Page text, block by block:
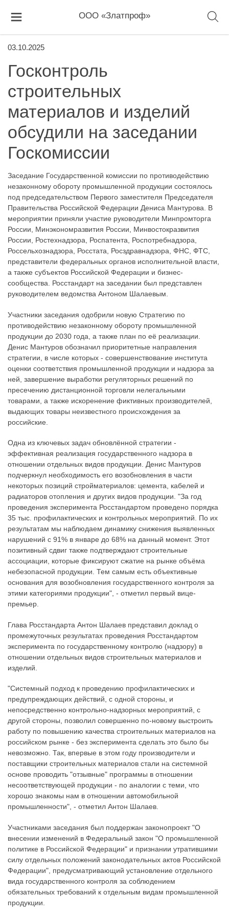
ООО «Златпроф»
03.10.2025
Госконтроль
строительных
материалов и изделий
обсудили на заседании
Госкомиссии
Заседание Государственной комиссии по противодействию
незаконному обороту промышленной продукции состоялось
под председательством Первого заместителя Председателя
Правительства Российской Федерации Дениса Мантурова. В
мероприятии приняли участие руководители Минпромторга
России, Минэкономразвития России, Минвостокразвития
России, Ростехнадзора, Роспатента, Роспотребнадзора,
Россельхознадзора, Росстата, Росздравнадзора, ФНС, ФТС,
представители федеральных органов исполнительной власти,
а также субъектов Российской Федерации и бизнес-
сообщества. Росстандарт на заседании был представлен
руководителем ведомства Антоном Шалаевым.
Участники заседания одобрили новую Стратегию по
противодействию незаконному обороту промышленной
продукции до 2030 года, а также план по её реализации.
Денис Мантуров обозначил приоритетные направления
стратегии, в числе которых - совершенствование института
оценки соответствия промышленной продукции и надзора за
ней, завершение выработки регуляторных решений по
пресечению дистанционной торговли нелегальными
товарами, а также искоренение фиктивных производителей,
выдающих товары неизвестного происхождения за
российские.
Одна из ключевых задач обновлённой стратегии -
эффективная реализация государственного надзора в
отношении отдельных видов продукции. Денис Мантуров
подчеркнул необходимость его возобновления в части
некоторых позиций стройматериалов: цемента, кабелей и
радиаторов отопления и других видов продукции. "За год
проведения эксперимента Росстандартом проведено порядка
35 тыс. профилактических и контрольных мероприятий. По их
результатам мы наблюдаем динамику снижения выявленных
нарушений с 91% в январе до 68% на данный момент. Этот
позитивный сдвиг также подтверждают строительные
ассоциации, которые фиксируют сжатие на рынке объёма
небезопасной продукции. Тем самым есть объективные
основания для возобновления государственного контроля за
этими категориями продукции", - отметил первый вице-
премьер.
Глава Росстандарта Антон Шалаев представил доклад о
промежуточных результатах проведения Росстандартом
эксперимента по государственному контролю (надзору) в
отношении отдельных видов строительных материалов и
изделий.
"Системный подход к проведению профилактических и
предупреждающих действий, с одной стороны, и
непосредственно контрольно-надзорных мероприятий, с
другой стороны, позволил совершенно по-новому выстроить
работу по повышению качества строительных материалов на
российском рынке - без эксперимента сделать это было бы
невозможно. Так, впервые в этом году производители и
поставщики строительных материалов стали на системной
основе проводить "отзывные" программы в отношении
несоответствующей продукции - по аналогии с теми, что
хорошо знакомы нам в отношении автомобильной
промышленности", - отметил Антон Шалаев.
Участниками заседания был поддержан законопроект "О
внесении изменений в Федеральный закон "О промышленной
политике в Российской Федерации" и признании утратившими
силу отдельных положений законодательных актов Российской
Федерации", предусматривающий установление отдельного
вида государственного контроля за соблюдением
обязательных требований к отдельным видам промышленной
продукции.